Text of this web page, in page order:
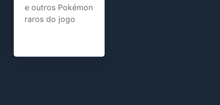
e outros Pokémon
raros do jogo